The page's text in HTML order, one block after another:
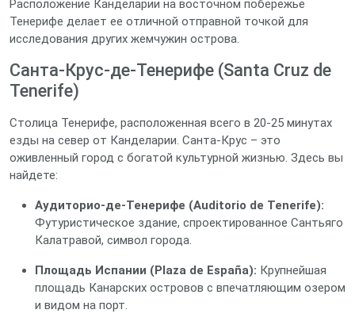
Расположение Канделарии на восточном побережье
Тенерифе делает ее отличной отправной точкой для
исследования других жемчужин острова.
Санта-Крус-де-Тенерифе (Santa Cruz de
Tenerife)
Столица Тенерифе, расположенная всего в 20-25 минутах
езды на север от Канделарии. Санта-Крус – это
оживленный город с богатой культурной жизнью. Здесь вы
найдете:
Аудиторио-де-Тенерифе (Auditorio de Tenerife):
Футуристическое здание, спроектированное Сантьяго
Калатравой, символ города.
Площадь Испании (Plaza de España): Крупнейшая
площадь Канарских островов с впечатляющим озером
и видом на порт.